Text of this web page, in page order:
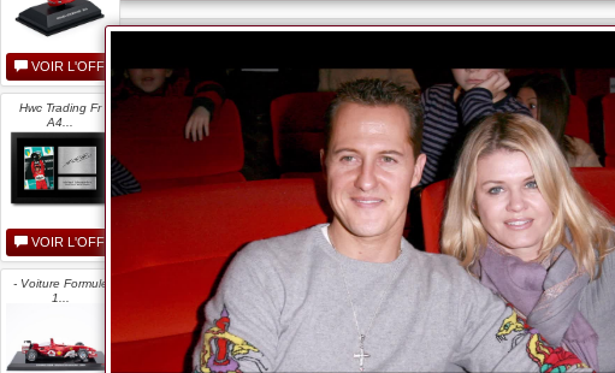
VOIR L'OFFRE
Hwc Trading Fr
A4...
VOIR L'OFFRE
- Voiture Formule
1...